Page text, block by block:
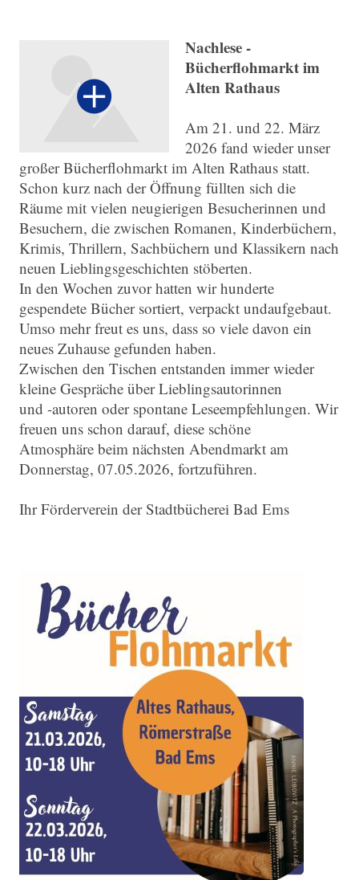
Nachlese -
Bücherflohmarkt im
Alten Rathaus
Am 21. und 22. März
2026 fand wieder unser
großer Bücherflohmarkt im Alten Rathaus statt.
Schon kurz nach der Öffnung füllten sich die
Räume mit vielen neugierigen Besucherinnen und
Besuchern, die zwischen Romanen, Kinderbüchern,
Krimis, Thrillern, Sachbüchern und Klassikern nach
neuen Lieblingsgeschichten stöberten.
In den Wochen zuvor hatten wir hunderte
gespendete Bücher sortiert, verpackt undaufgebaut.
Umso mehr freut es uns, dass so viele davon ein
neues Zuhause gefunden haben.
Zwischen den Tischen entstanden immer wieder
kleine Gespräche über Lieblingsautorinnen
und -autoren oder spontane Leseempfehlungen. Wir
freuen uns schon darauf, diese schöne
Atmosphäre beim nächsten Abendmarkt am
Donnerstag, 07.05.2026, fortzuführen.
Ihr Förderverein der Stadtbücherei Bad Ems